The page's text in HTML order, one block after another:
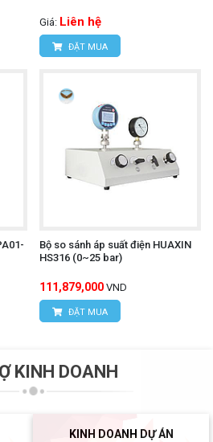
Giá: Liên hệ
ĐẶT MUA
Bộ so sánh áp suất điện HUAXIN
HS316 (0~25 bar)
111,879,000 VND
ĐẶT MUA
KINH DOANH
KINH DOANH DỰ ÁN